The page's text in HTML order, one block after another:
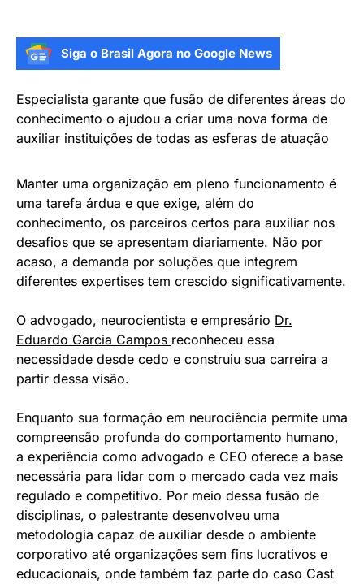
Siga o Brasil Agora no Google News
Especialista garante que fusão de diferentes áreas do
conhecimento o ajudou a criar uma nova forma de
auxiliar instituições de todas as esferas de atuação
Manter uma organização em pleno funcionamento é
uma tarefa árdua e que exige, além do
conhecimento, os parceiros certos para auxiliar nos
desafios que se apresentam diariamente. Não por
acaso, a demanda por soluções que integrem
diferentes expertises tem crescido significativamente.
O advogado, neurocientista e empresário Dr.
Eduardo Garcia Campos reconheceu essa
necessidade desde cedo e construiu sua carreira a
partir dessa visão.
Enquanto sua formação em neurociência permite uma
compreensão profunda do comportamento humano,
a experiência como advogado e CEO oferece a base
necessária para lidar com o mercado cada vez mais
regulado e competitivo. Por meio dessa fusão de
disciplinas, o palestrante desenvolveu uma
metodologia capaz de auxiliar desde o ambiente
corporativo até organizações sem fins lucrativos e
educacionais, onde também faz parte do caso Cast